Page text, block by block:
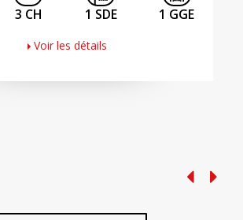
3 CH 1 SDE 1 GGE
Voir les détails